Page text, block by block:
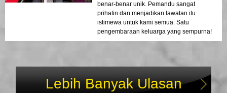
benar-benar unik. Pemandu sangat
prihatin dan menjadikan lawatan itu
istimewa untuk kami semua. Satu
pengembaraan keluarga yang sempurna!
Lebih Banyak Ulasan